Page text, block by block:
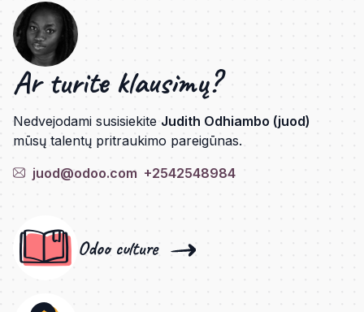
Ar turite klausimų?
Nedvejodami susisiekite Judith Odhiambo (juod)
mūsų talentų pritraukimo pareigūnas.
juod@odoo.com +2542548984
Odoo culture